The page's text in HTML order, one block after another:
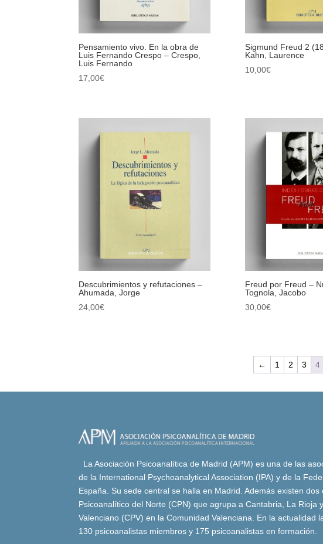
Pensamiento vivo. En la obra de
Luis Fernando Crespo – Crespo,
Luis Fernando
17,00€
Sigmund Freud 2
Kahn, Laurence
10,00€
Descubrimientos y refutaciones –
Ahumada, Jorge
24,00€
Freud por Freud –
Tognola, Jacobo
30,00€
← 1 2 3 4
La Asociación Psicoanalítica de Madrid (APM) es una de las
de la International Psychoanalytical Association (IPA) y de la
España. Su sede central se halla en Madrid. Además existen
Psicoanalítico del Norte (CPN) que agrupa a Cantabria, La Rioja
Valenciano (CPV) en la Comunidad Valenciana. En la actualidad
130 psicoanalistas miembros y 175 psicoanalistas en formación.